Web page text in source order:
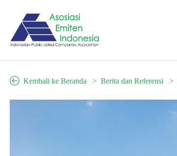
Kembali ke Beranda Berita dan Referensi